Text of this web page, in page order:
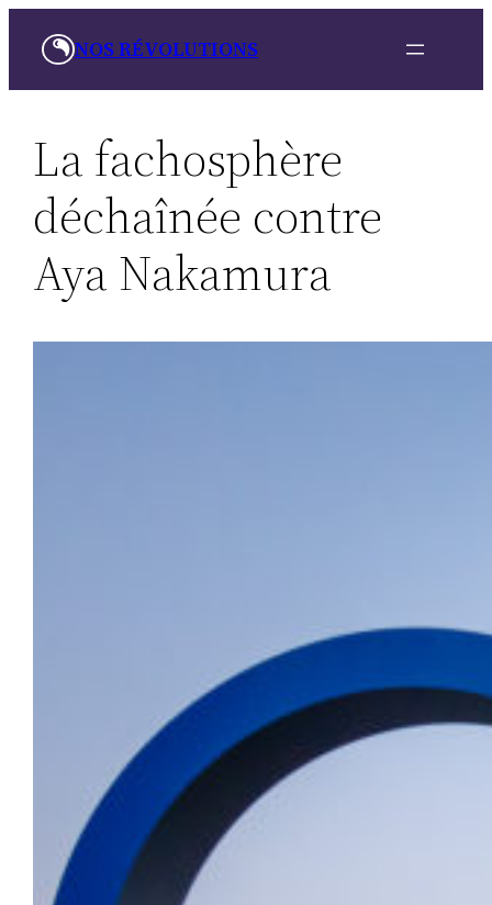
NOS RÉVOLUTIONS
La fachosphère
déchaînée contre
Aya Nakamura